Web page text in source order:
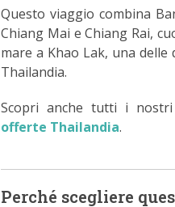
Questo viaggio combina
Chiang Mai e Chiang Rai,
mare a Khao Lak, una
Thailandia.
Scopri anche tutti i nostri
offerte Thailandia.
Perché scegliere